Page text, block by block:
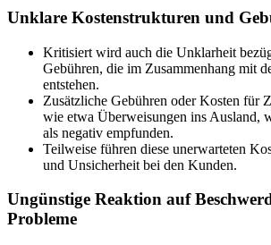
Unklare Kostenstrukturen und
Kritisiert wird auch die Unklarheit
Gebühren, die im Zusammenhang mit
entstehen.
Zusätzliche Gebühren oder Kosten für
wie etwa Überweisungen ins Ausland,
als negativ empfunden.
Teilweise führen diese unerwarteten
und Unsicherheit bei den Kunden.
Ungünstige Reaktion auf
Probleme